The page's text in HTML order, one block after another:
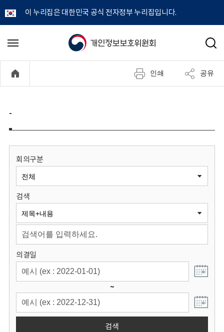
이 누리집은 대한민국 공식 전자정부 누리집입니다.
개
정
보
원
회
메
기
검
인쇄 공유
-
회의구분
검색
의결일
~
검색